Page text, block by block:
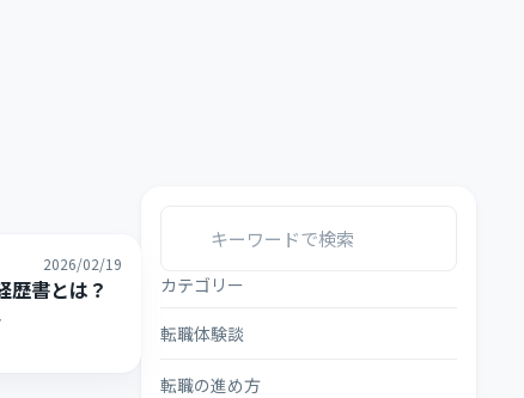
2026/02/19
歴書とは？
カテゴリー
転職体験談
転職の進め方